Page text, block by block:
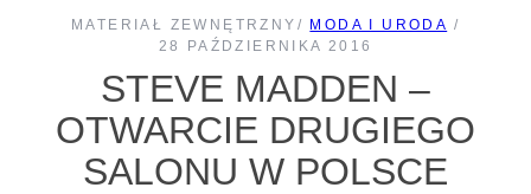
MATERIAŁ ZEWNĘTRZNY / MODA I URODA /
28 PAŹDZIERNIKA 2016
STEVE MADDEN –
OTWARCIE DRUGIEGO
SALONU W POLSCE